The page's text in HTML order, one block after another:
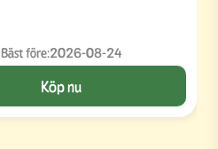
Bäst före:2026-08-24
Köp nu